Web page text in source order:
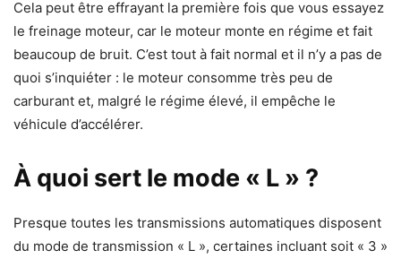
Cela peut être effrayant la première fois que vous essayez
le freinage moteur, car le moteur monte en régime et fait
beaucoup de bruit. C’est tout à fait normal et il n’y a pas de
quoi s’inquiéter : le moteur consomme très peu de
carburant et, malgré le régime élevé, il empêche le
véhicule d’accélérer.
À quoi sert le mode « L » ?
Presque toutes les transmissions automatiques disposent
du mode de transmission « L », certaines incluant soit « 3 »